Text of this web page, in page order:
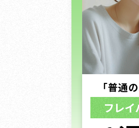
「普通
フレ